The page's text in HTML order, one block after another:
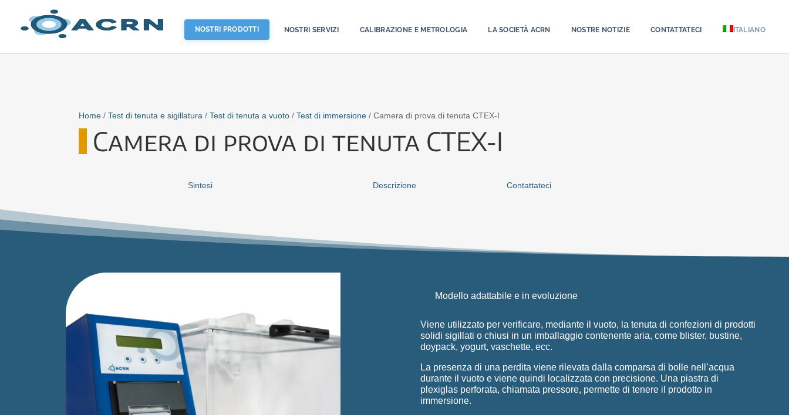
NOSTRI PRODOTTI NOSTRI SERVIZI CALIBRAZIONE E METROLOGIA LA SOCIETÀ ACRN NOSTRE NOTIZIE CONTATTATECI ITALIANO
Home /Test di tenuta e sigillatura /Test di tenuta a vuoto /Test di immersione / Camera di prova di tenuta CTEX-I
Camera di prova di tenuta CTEX-I
Sintesi Descrizione Contattateci
Modello adattabile e in evoluzione
Viene utilizzato per verificare, mediante il vuoto, la tenuta di confezioni di prodotti
solidi sigillati o chiusi in un imballaggio contenente aria, come blister, bustine,
doypack, yogurt, vaschette, ecc.
La presenza di una perdita viene rilevata dalla comparsa di bolle nell’acqua
durante il vuoto e viene quindi localizzata con precisione. Una piastra di
plexiglas perforata, chiamata pressore, permette di tenere il prodotto in
immersione.